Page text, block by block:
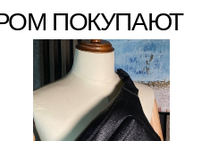
ПОКУПАЮТ